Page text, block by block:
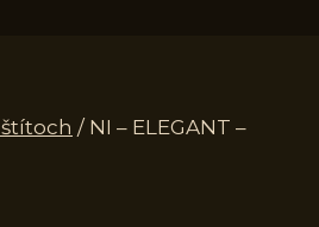
/ NI – ELEGANT –